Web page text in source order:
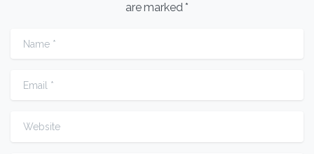
are marked *
Name
Email
Website